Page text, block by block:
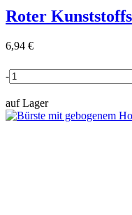
Roter
6,94 €
-
auf Lager